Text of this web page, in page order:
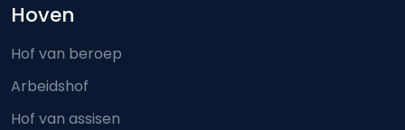
Hoven
Hof van beroep
Arbeidshof
Hof van assisen